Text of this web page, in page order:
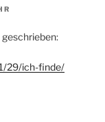
29/ich-finde/